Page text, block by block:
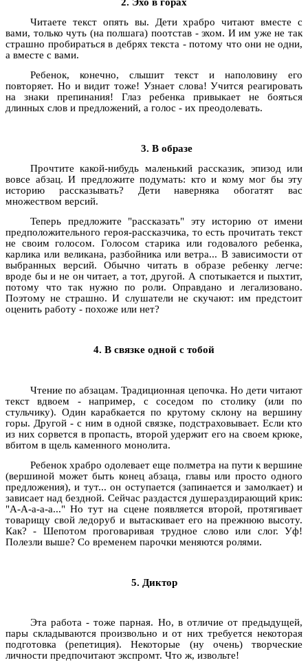
Читаете текст опять вы. Дети храбро читают вместе с
вами, только чуть (на полшага) поотстав - эхом. И им уже не так
страшно пробираться в дебрях текста - потому что они не одни,
а вместе с вами.
Ребенок, конечно, слышит текст и наполовину его
повторяет. Но и видит тоже! Узнает слова! Учится реагировать
на знаки препинания! Глаз ребенка привыкает не бояться
длинных слов и предложений, а голос - их преодолевать.
3. В образе
Прочтите какой-нибудь маленький рассказик, эпизод или
вовсе абзац. И предложите подумать: кто и кому мог бы эту
историю рассказывать? Дети наверняка обогатят вас
множеством версий.
Теперь предложите "рассказать" эту историю от имени
предположительного героя-рассказчика, то есть прочитать текст
не своим голосом. Голосом старика или годовалого ребенка,
карлика или великана, разбойника или ветра... В зависимости от
выбранных версий. Обычно читать в образе ребенку легче:
вроде бы и не он читает, а тот, другой. А спотыкается и пыхтит,
потому что так нужно по роли. Оправдано и легализовано.
Поэтому не страшно. И слушатели не скучают: им предстоит
оценить работу - похоже или нет?
4. В связке одной с тобой
Чтение по абзацам. Традиционная цепочка. Но дети читают
текст вдвоем - например, с соседом по столику (или по
стульчику). Один карабкается по крутому склону на вершину
горы. Другой - с ним в одной связке, подстраховывает. Если кто
из них сорвется в пропасть, второй удержит его на своем крюке,
вбитом в щель каменного монолита.
Ребенок храбро одолевает еще полметра на пути к вершине
(вершиной может быть конец абзаца, главы или просто одного
предложения), и тут... он оступается (запинается и замолкает) и
зависает над бездной. Сейчас раздастся душераздирающий крик:
"А-А-а-а-а..." Но тут на сцене появляется второй, протягивает
товарищу свой ледоруб и вытаскивает его на прежнюю высоту.
Как? - Шепотом проговаривая трудное слово или слог. Уф!
Полезли выше? Со временем парочки меняются ролями.
5. Диктор
Эта работа - тоже парная. Но, в отличие от предыдущей,
пары складываются произвольно и от них требуется некоторая
подготовка (репетиция). Некоторые (ну очень) творческие
личности предпочитают экспромт. Что ж, извольте!